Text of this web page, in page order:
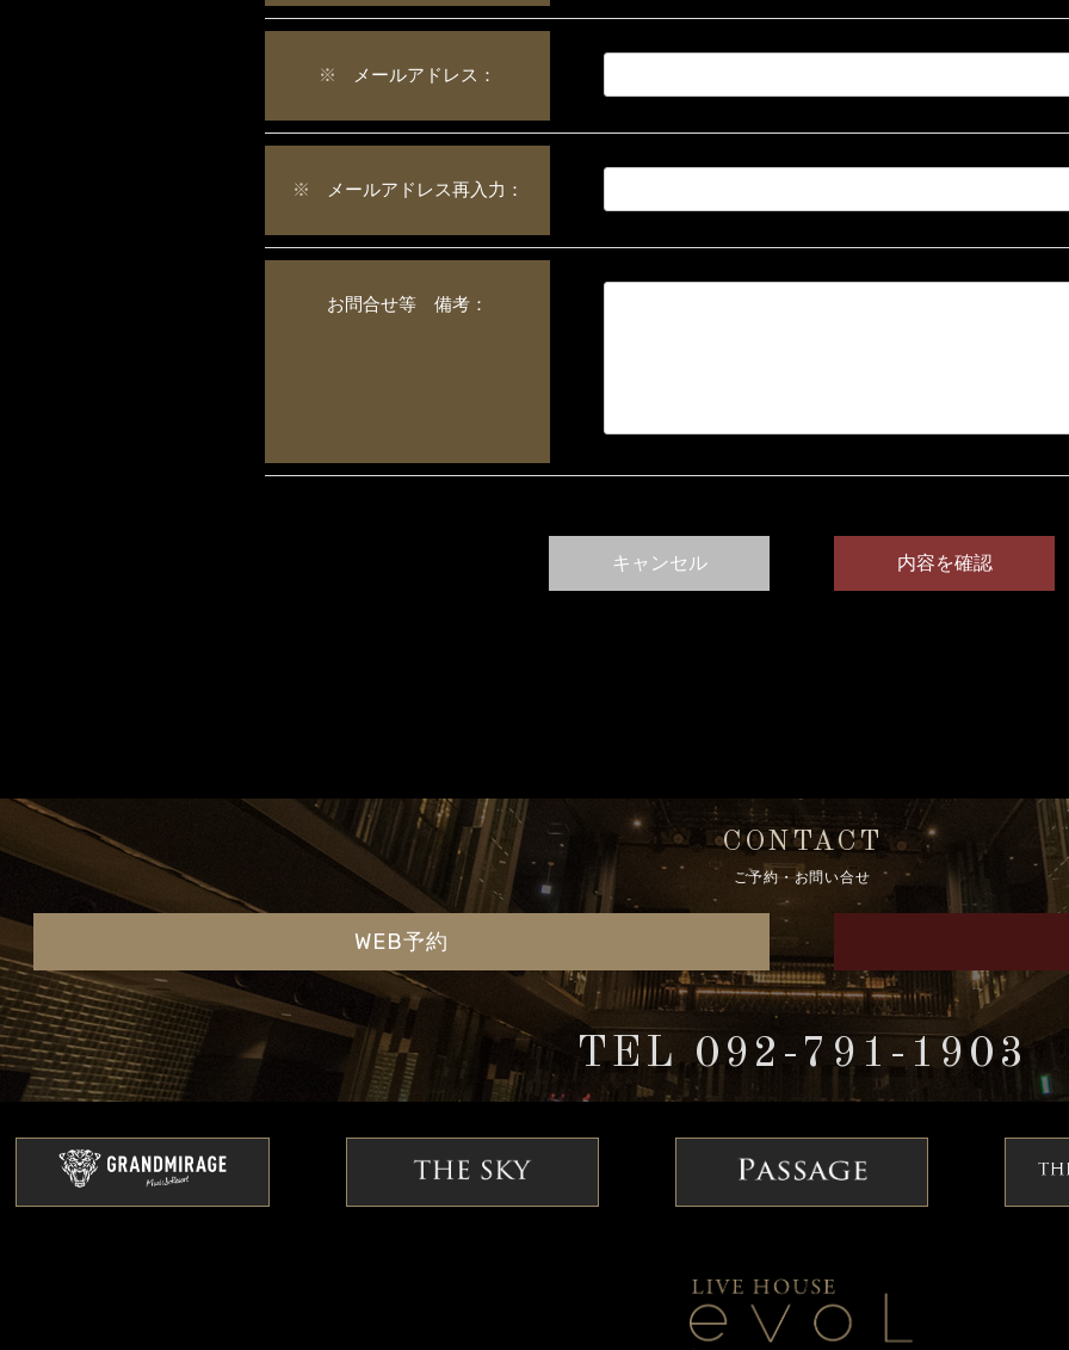
※ メールアドレス：
※ メールアドレス再入力：
お問合せ等 備考：
CONTACT
ご予約・お問い合せ
WEB予約
TEL 092-791-1903